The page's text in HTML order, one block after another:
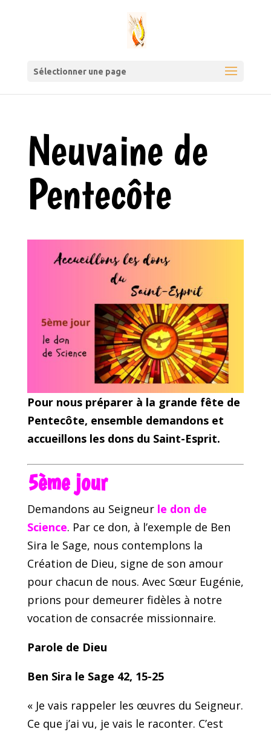
Sélectionner une page
Neuvaine de
Pentecôte
Pour nous préparer à la grande fête de
Pentecôte, ensemble demandons et
accueillons les dons du Saint-Esprit.
5èmejour
Demandons au Seigneur le don de
Science. Par ce don, à l’exemple de Ben
Sira le Sage, nous contemplons la
Création de Dieu, signe de son amour
pour chacun de nous. Avec Sœur Eugénie,
prions pour demeurer fidèles à notre
vocation de consacrée missionnaire.
Parole de Dieu
Ben Sira le Sage 42, 15-25
« Je vais rappeler les œuvres du Seigneur.
Ce que j’ai vu, je vais le raconter. C’est